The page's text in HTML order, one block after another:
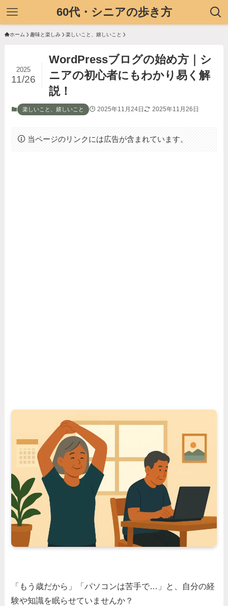
60代・シニアの歩き方
ホーム 趣味と楽しみ 楽しいこと、嬉しいこと
WordPressブログの始め方｜シ
ニアの初心者にもわかり易く解
説！
2025
11/26
楽しいこと、嬉しいこと 2025年11月24日 2025年11月26日
当ページのリンクには広告が含まれています。
「もう歳だから」「パソコンは苦手で…」と、自分の経
験や知識を眠らせていませんか？